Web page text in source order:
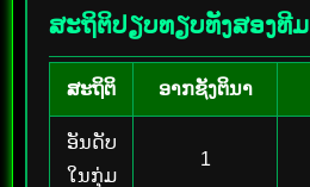
ສະຖິຕິປຽບທຽບທັງສອງທີມ
ສະຖິຕິ ອາກຊັງຕິນາ
ອັນດັບ
ໃນກຸ່ມ
1